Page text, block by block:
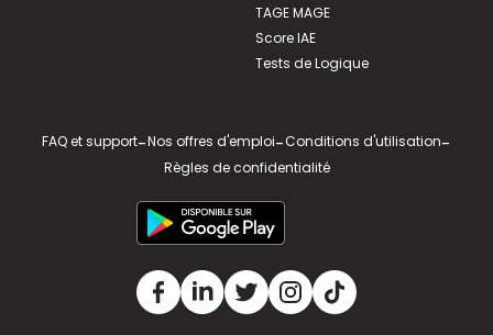
TAGE MAGE
Score IAE
Tests de Logique
FAQ et support-Nos offres d'emploi-Conditions d'utilisation-
Règles de confidentialité